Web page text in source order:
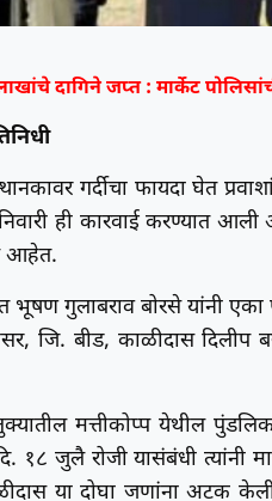
दागिने जप्त : मार्केट
गर्दीचा फायदा घेत
ही कारवाई करण्यात आली
आहेत.
गुलाबराव बोरसे यांनी एका
जि. बीड, काळीदास दिलीप
मत्तीकोप्प येथील
१८ जुलै रोजी यासंबंधी त्यांनी
या दोघा जणांना अटक केली